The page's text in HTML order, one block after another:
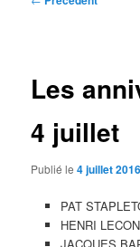
Les
4 juillet
Publié le4 juillet 2016
PAT
HENRI